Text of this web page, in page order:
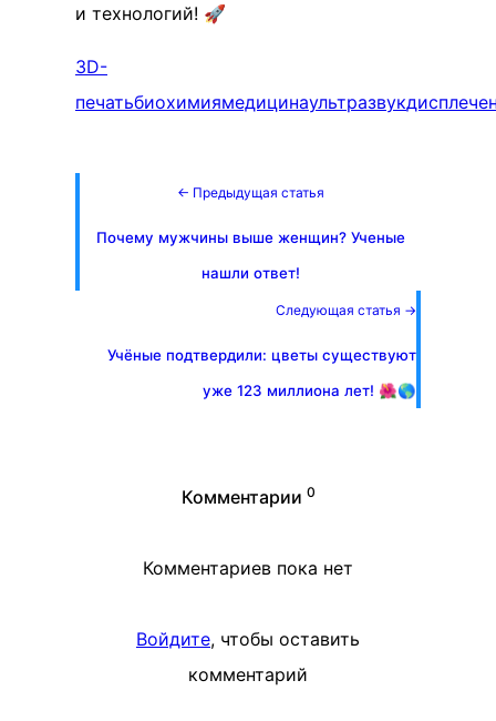
и технологий! 🚀
3D-
печатьбиохимиямедицинаультразвукдисп
← Предыдущая статья
Почему мужчины выше женщин? Ученые
нашли ответ!
Следующая статья →
Учёные подтвердили: цветы существуют
уже 123 миллиона лет! 🌺🌎
Комментарии 0
Комментариев пока нет
Войдите, чтобы оставить
комментарий